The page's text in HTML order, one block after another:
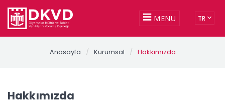
MENU TR
Anasayfa / Kurumsal / Hakkımızda
Hakkımızda